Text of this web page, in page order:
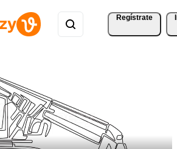
Regístrate